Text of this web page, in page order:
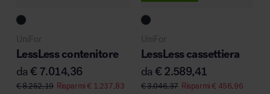
Area hospitality
UniFor
LessLess contenitore
da€ 7.014,36
€8.252,19 Risparmi€1.237,83
UniFor
LessLess cassettiera
da€ 2.589,41
€3.046,37 Risparmi€ 456,96